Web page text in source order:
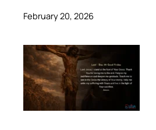
February 20, 2026